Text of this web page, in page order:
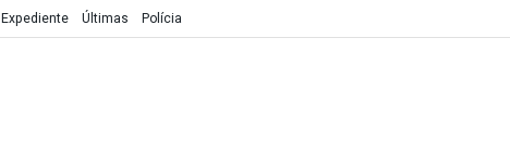
Expediente Últimas Polícia